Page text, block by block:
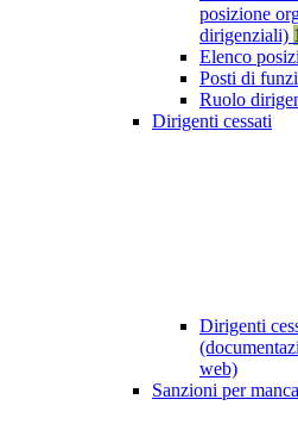
posizione
dirigenziali)
Elenco
Posti di
Ruolo
Dirigenti cessati
Dirigenti
web)
Sanzioni per